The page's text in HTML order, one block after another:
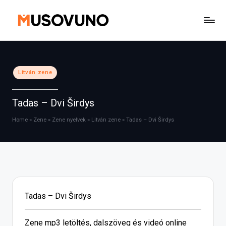
Posted
in
Litván zene
Tadas – Dvi Širdys
Home » Zene » Zene nyelvek » Litván zene » Tadas – Dvi Širdys
Tadas – Dvi Širdys
Zene mp3 letöltés, dalszöveg és videó online